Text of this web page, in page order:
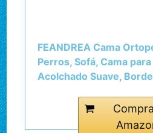
FEANDREA Cama
Perros, Sofá, Cama
Acolchado Suave,
25 cm), Antideslizante,